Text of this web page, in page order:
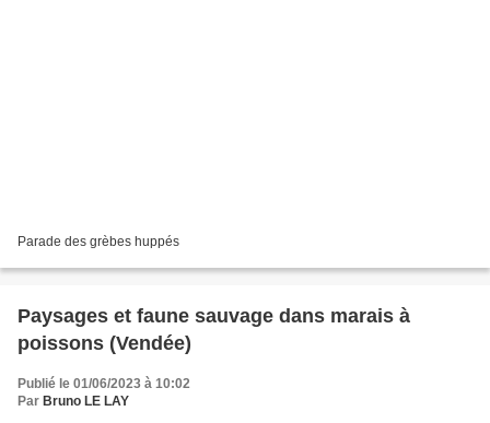
Parade des grèbes huppés
Paysages et faune sauvage dans marais à
poissons (Vendée)
Publié le 01/06/2023 à 10:02
Par Bruno LE LAY